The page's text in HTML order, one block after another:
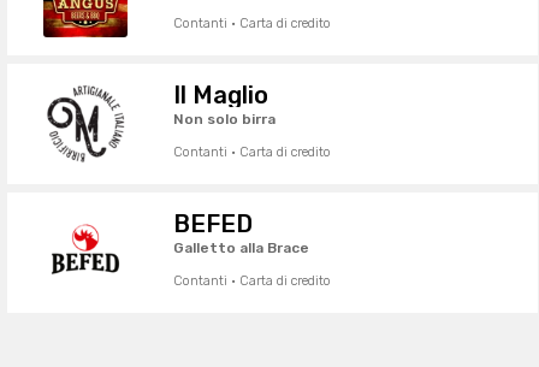
Contanti · Carta di credito
Il Maglio
Non solo birra
Contanti · Carta di credito
BEFED
Galletto alla Brace
Contanti · Carta di credito